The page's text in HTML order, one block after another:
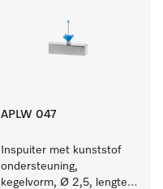
APLW 047
Inspuiter met kunststof
ondersteuning,
kegelvorm, Ø 2,5, lengte